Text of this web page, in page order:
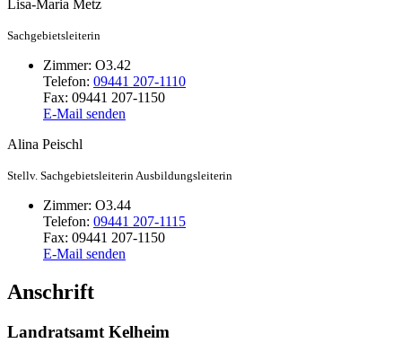
Lisa-Maria Metz
Sachgebietsleiterin
Zimmer: O3.42
Telefon: 09441 207-1110
Fax: 09441 207-1150
E-Mail senden
Alina Peischl
Stellv. SachgebietsleiterinAusbildungsleiterin
Zimmer: O3.44
Telefon: 09441 207-1115
Fax: 09441 207-1150
E-Mail senden
Anschrift
Landratsamt Kelheim